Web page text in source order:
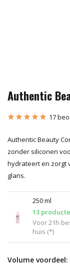
Authentic
17
Authentic Beauty
zonder siliconen
hydrateert en zorgt
glans.
250 ml
13
Voor 21h
huis (*)
Volume voordeel: